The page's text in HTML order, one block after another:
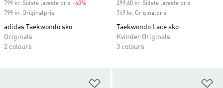
799 kr. Sidste laveste pris -40%
799 kr. Originalpris
adidas Taekwondo sko
Originals
2 colours
299,60 kr. Sidste laveste pris
749 kr. Originalpris
Taekwondo Lace sko
Kvinder Originals
3 colours